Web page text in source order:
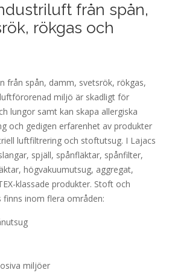
från spån,
rökgas och
från spån, damm, svetsrök, rökgas,
miljö är skadligt för
lungor samt kan skapa allergiska
och gedigen erfarenhet av produkter
luftfiltrering och stoftutsug. I Lajacs
spjäll, spånfläktar, spånfilter,
högvakuumutsug, aggregat,
klassade produkter. Stoft och
inom flera områden:
miljöer